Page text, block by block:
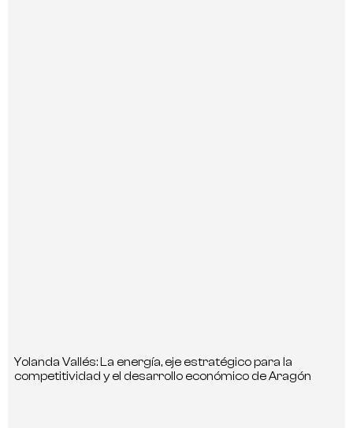
Yolanda Vallés: La energía, eje estratégico para la
competitividad y el desarrollo económico de Aragón